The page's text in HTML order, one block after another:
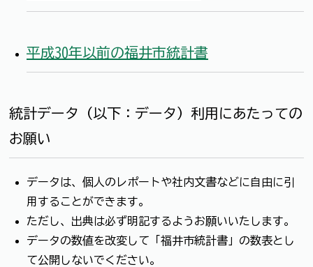
平成30年以前の福井市統計書
統計データ（以下：データ）利用にあたっての
お願い
データは、個人のレポートや社内文書などに自由に引
用することができます。
ただし、出典は必ず明記するようお願いいたします。
データの数値を改変して「福井市統計書」の数表とし
て公開しないでください。